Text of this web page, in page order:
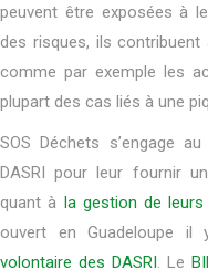
peuvent être exposées à
des risques, ils contribuent
comme par exemple les
plupart des cas liés à une
SOS Déchets s’engage
DASRI pour leur fournir
quant à la gestion de leurs
ouvert en Guadeloupe
volontaire des DASRI . Le